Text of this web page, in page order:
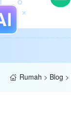
Rumah > Blog >